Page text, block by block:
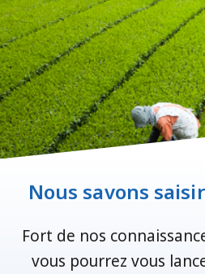
Nous savons
Fort de nos
vous pourrez vous